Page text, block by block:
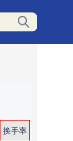
换手率